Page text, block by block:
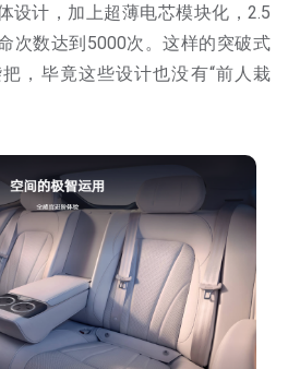
设计，加上超薄电芯模块化，2.5
次数达到5000次。这样的突破式
，毕竟这些设计也没有“前人栽